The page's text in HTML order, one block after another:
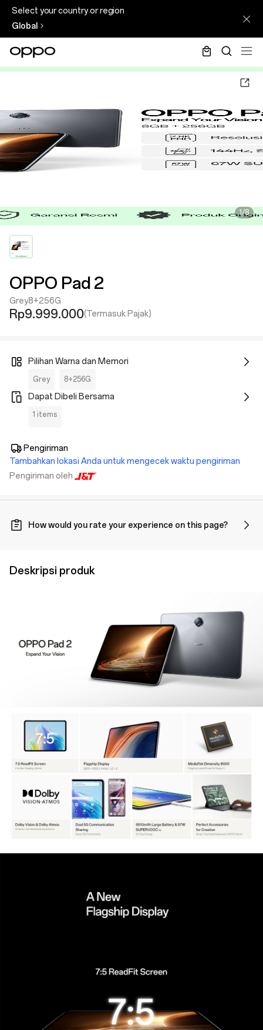
Select your country or region
Global
1/8
OPPO Pad 2
Grey8+256G
Rp9.999.000(Termasuk Pajak)
Pilihan Warna dan Memori
Grey 8+256G
Dapat Dibeli Bersama
1 items
Pengiriman
Tambahkan lokasi Anda untuk mengecek waktu pengiriman
Pengiriman oleh
How would you rate your experience on this page?
Deskripsi produk